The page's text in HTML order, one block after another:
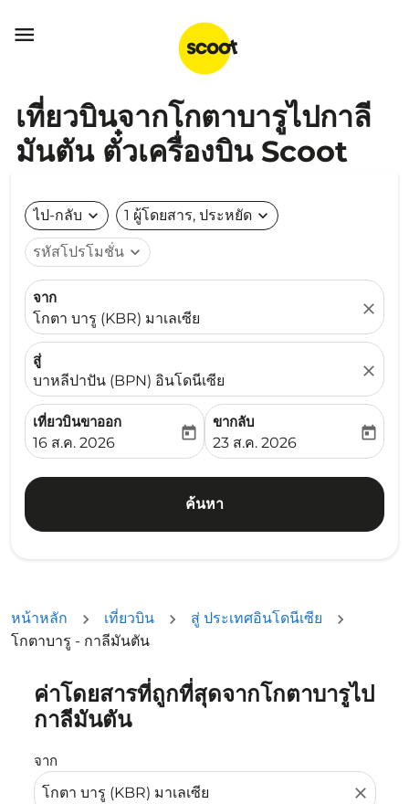

เที่ยวบินจากโกตาบารูไปกาลี
มันตัน ตั๋วเครื่องบิน Scoot
ไป-กลับ expand_more 1 ผู้โดยสาร, ประหยัด expand_more
รหัสโปรโมชั่น expand_more
จาก
โกตา บารู (KBR) มาเลเซีย
close
สู่
บาหลีปาปัน (BPN) อินโดนีเซีย
close
เที่ยวบินขาออก
fc-booking-departure-date-aria-label
16 ส.ค. 2026
today
ขากลับ
fc-booking-return-date-
23 ส.ค. 2026
today
ค้นหา
หน้าหลัก เที่ยวบิน
สู่ ประเทศอินโดนีเซีย
โกตาบารู - กาลีมันตัน
ค่าโดยสารที่ถูกที่สุดจากโกตาบารูไป
กาลีมันตัน
จาก
close
ลองอัปเดตเส้นทางของคุณ (ต้นทางและ/หรือปลายทาง) หรื